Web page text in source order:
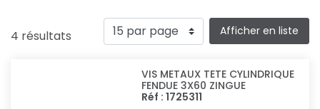
4 résultats Afficher en liste
VIS METAUX TETE CYLINDRIQUE
FENDUE 3X60 ZINGUE
Réf : 1725311